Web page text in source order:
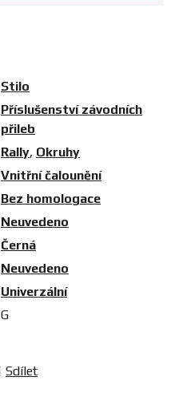
Stilo
Příslušenství závodních
přileb
Rally, Okruhy
Vnitřní čalounění
Bez homologace
Neuvedeno
Černá
Neuvedeno
Univerzální
G
Sdílet